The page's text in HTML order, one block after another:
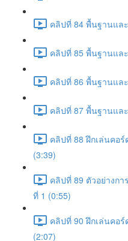
คลิปที่ 84 พื้นฐานแล
คลิปที่ 85 พื้นฐานแล
คลิปที่ 86 พื้นฐานแล
คลิปที่ 87 พื้นฐานแล
คลิปที่ 88 ฝึกเล่นคอ
(3:39)
คลิปที่ 89 ตัวอย่างก
ที่ 1 (0:55)
คลิปที่ 90 ฝึกเล่นคอ
(2:07)